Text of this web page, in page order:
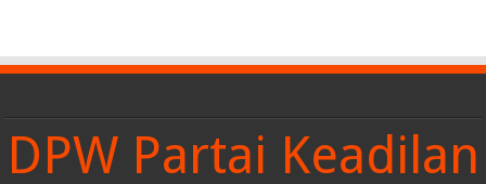
DPW Partai Keadilan